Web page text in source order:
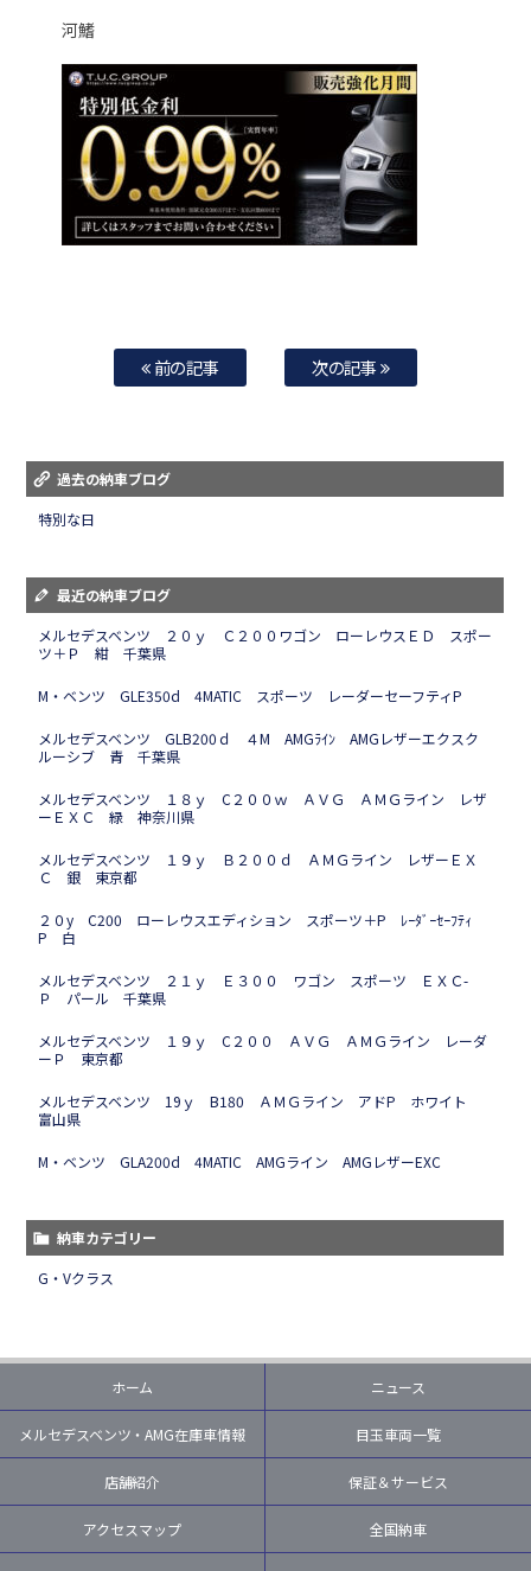
河鰭
前の記事 次の記事
過去の納車ブログ
特別な日
最近の納車ブログ
メルセデスベンツ ２０ｙ Ｃ２００ワゴン ローレウスＥＤ スポー
ツ＋Ｐ 紺 千葉県
M・ベンツ GLE350d 4MATIC スポーツ レーダーセーフティP
メルセデスベンツ GLB200ｄ ４M AMGﾗｲﾝ AMGレザーエクスク
ルーシブ 青 千葉県
メルセデスベンツ １８ｙ C２００ｗ ＡＶＧ ＡＭＧライン レザ
ーＥＸＣ 緑 神奈川県
メルセデスベンツ １９ｙ Ｂ２００ｄ ＡＭＧライン レザーＥＸ
Ｃ 銀 東京都
２０y C200 ローレウスエディション スポーツ＋P ﾚｰﾀﾞｰｾｰﾌﾃｨ
P 白
メルセデスベンツ ２１ｙ Ｅ３００ ワゴン スポーツ ＥＸＣ-
Ｐ パール 千葉県
メルセデスベンツ １９ｙ C２００ ＡＶＧ ＡＭＧライン レーダ
ーＰ 東京都
メルセデスベンツ 19ｙ B180 ＡＭＧライン アドP ホワイト
富山県
M・ベンツ GLA200d 4MATIC AMGライン AMGレザーEXC
納車カテゴリー
G・Vクラス
ホーム ニュース
メルセデスベンツ・AMG在庫車情報 目玉車両一覧
店舗紹介 保証＆サービス
アクセスマップ 全国納車